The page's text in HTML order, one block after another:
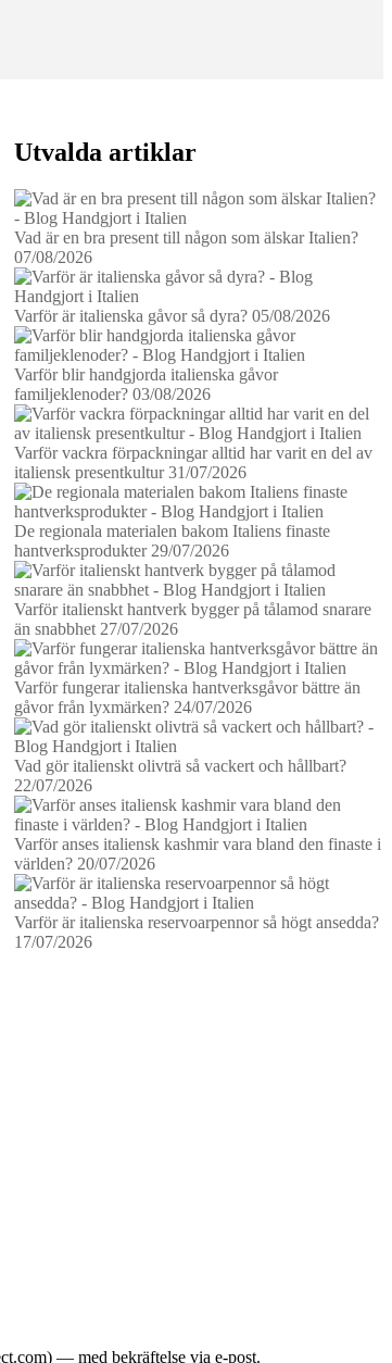
Utvalda artiklar
Vad är en bra present till någon som älskar Italien?
07/08/2026
Varför är italienska gåvor så dyra? 05/08/2026
Varför blir handgjorda italienska gåvor
familjeklenoder? 03/08/2026
Varför vackra förpackningar alltid har varit en del av
italiensk presentkultur 31/07/2026
De regionala materialen bakom Italiens finaste
hantverksprodukter 29/07/2026
Varför italienskt hantverk bygger på tålamod snarare
än snabbhet 27/07/2026
Varför fungerar italienska hantverksgåvor bättre än
gåvor från lyxmärken? 24/07/2026
Vad gör italienskt olivträ så vackert och hållbart?
22/07/2026
Varför anses italiensk kashmir vara bland den finaste i
världen? 20/07/2026
Varför är italienska reservoarpennor så högt ansedda?
17/07/2026
— med bekräftelse via e-post.